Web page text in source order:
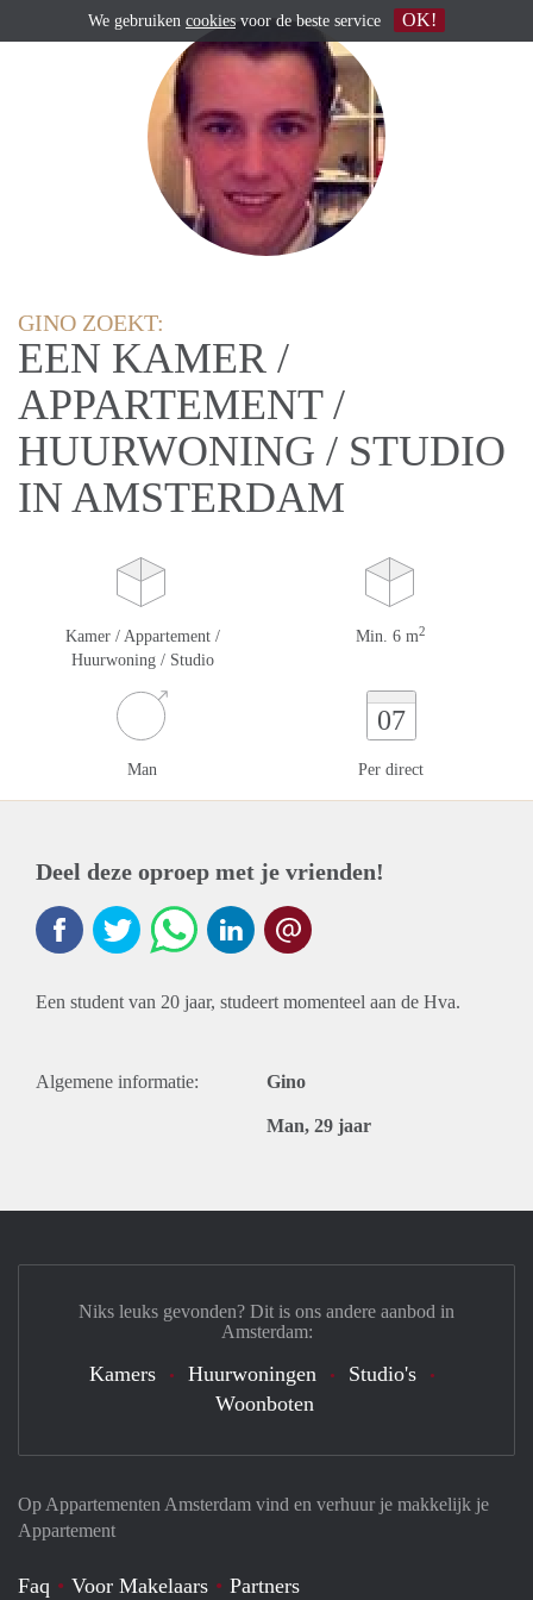
GINO ZOEKT:
EEN KAMER /
APPARTEMENT /
HUURWONING / STUDIO
IN AMSTERDAM
Kamer / Appartement /
Huurwoning / Studio
Min. 6 m2
Man
07
Per direct
Deel deze oproep met je vrienden!
Een student van 20 jaar, studeert momenteel aan de Hva.
Algemene informatie: Gino
Man, 29 jaar
Op Appartementen Amsterdam vind en verhuur je makkelijk je
Appartement
Faq Voor Makelaars Partners
Niks leuks gevonden? Dit is ons andere aanbod in
Amsterdam:
Kamers Huurwoningen
Studio's
Woonboten
We gebruiken cookiesvoor de beste service OK!